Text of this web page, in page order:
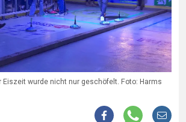
Eiszeit wurde nicht nur geschöfelt. Foto: Harms